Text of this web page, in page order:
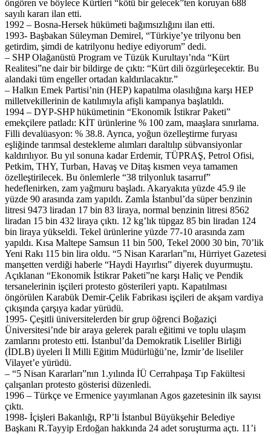
öngören ve böylece Kürtleri “kötü bir gelecek”ten koruyan 688
sayılı kararı ilan etti.
1992 – Bosna-Hersek hükümeti bağımsızlığını ilan etti.
1993- Başbakan Süleyman Demirel, “Türkiye’ye trilyonu ben
getirdim, şimdi de katrilyonu hediye ediyorum” dedi.
– SHP Olağanüstü Program ve Tüzük Kurultayı’nda “Kürt
Realitesi”ne dair bir bildirge de çıktı: “Kürt dili özgürleşecektir. Bu
alandaki tüm engeller ortadan kaldırılacaktır.”
– Halkın Emek Partisi’nin (HEP) kapatılma olasılığına karşı HEP
milletvekillerinin de katılımıyla afişli kampanya başlatıldı.
1994 – DYP-SHP hükümetinin “Ekonomik İstikrar Paketi”
emekçilere patladı: KİT ürünlerine % 100 zam, maaşlara sınırlama.
Filli devalüasyon: % 38.8. Ayrıca, yoğun özelleştirme furyası
eşliğinde tarımsal destekleme alımları daraltılıp sübvansiyonlar
kaldırılıyor. Bu yıl sonuna kadar Erdemir, TÜPRAŞ, Petrol Ofisi,
Petkim, THY, Turban, Havaş ve Ditaş kısmen veya tamamen
özelleştirilecek. Bu önlemlerle “38 trilyonluk tasarruf”
hedeflenirken, zam yağmuru başladı. Akaryakıta yüzde 45.9 ile
yüzde 90 arasında zam yapıldı. Zamla İstanbul’da süper benzinin
litresi 9473 liradan 17 bin 83 liraya, normal benzinin litresi 8562
liradan 15 bin 432 liraya çıktı. 12 kg’lık tüpgaz 85 bin liradan 124
bin liraya yükseldi. Tekel ürünlerine yüzde 77-10 arasında zam
yapıldı. Kısa Maltepe Samsun 11 bin 500, Tekel 2000 30 bin, 70’lik
Yeni Rakı 115 bin lira oldu. “5 Nisan Kararları”nı, Hürriyet Gazetesi
manşetten verdiği haberle “Haydi Hayırlısı” diyerek duyurmuştu.
Açıklanan “Ekonomik İstikrar Paketi”ne karşı Haliç ve Pendik
tersanelerinin işçileri protesto gösterileri yaptı. Kapatılması
öngörülen Karabük Demir-Çelik Fabrikası işçileri de akşam vardiya
çıkışında çarşıya kadar yürüdü.
1995- Çeşitli üniversitelerden bir grup öğrenci Boğaziçi
Üniversitesi’nde bir araya gelerek paralı eğitimi ve toplu ulaşım
zamlarını protesto etti. İstanbul’da Demokratik Liseliler Birliği
(İDLB) üyeleri İl Milli Eğitim Müdürlüğü’ne, İzmir’de liseliler
Vilayet’e yürüdü.
– “5 Nisan Kararları”nın 1.yılında İÜ Cerrahpaşa Tıp Fakültesi
çalışanları protesto gösterisi düzenledi.
1996 – Türkçe ve Ermenice yayımlanan Agos gazetesinin ilk sayısı
çıktı.
1998- İçişleri Bakanlığı, RP’li İstanbul Büyükşehir Belediye
Başkanı R.Tayyip Erdoğan hakkında 24 adet soruşturma açtı. 11’i